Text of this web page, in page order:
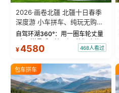
2026·画卷北疆 北疆十日春季
深度游 小车拼车、纯玩无购
物！
自驾环湖360°：用一圈车轮丈量
“大西洋最后一滴眼泪”的极致蔚
蓝。 赛湖旅拍：甄选多款风格服
绝美瞬间。 赛湖坦克300跟车视
频：专业摄影师...
¥4580 468人看过
包车拼车